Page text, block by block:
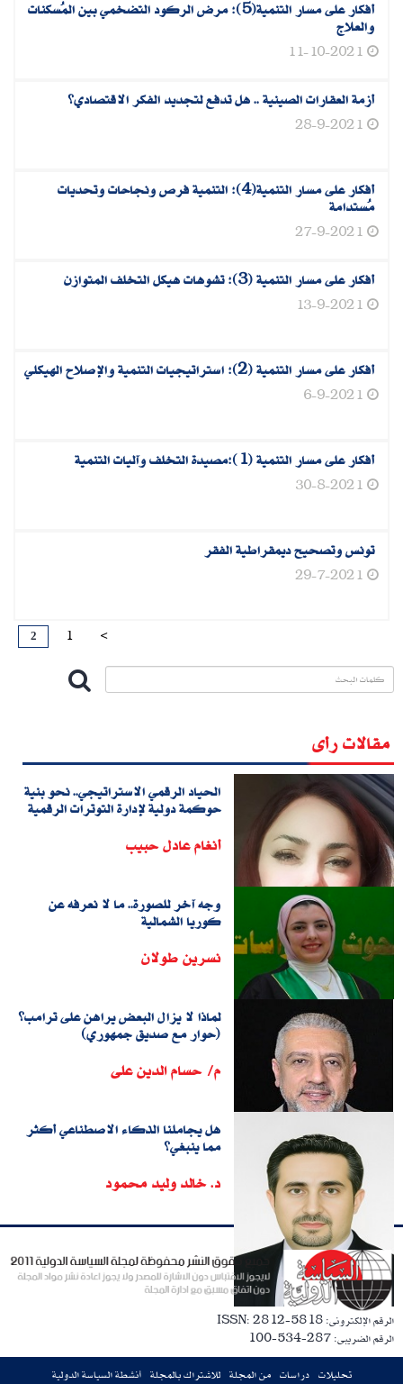
أفكار على مسار التنمية(5): مرض الركود التضخمي بين المُسكنات
والعلاج
11-10-2021
أزمة العقارات الصينية .. هل تدفع لتجديد الفكر الاقتصادي؟
28-9-2021
أفكار على مسار التنمية(4): التنمية فرص ونجاحات وتحديات
مُستدامة
27-9-2021
أفكار على مسار التنمية (3): تشوهات هيكل التخلف المتوازن
13-9-2021
أفكار على مسار التنمية (2): استراتيجيات التنمية والإصلاح الهيكلي
6-9-2021
أفكار على مسار التنمية (1):مصيدة التخلف وآليات التنمية
30-8-2021
تونس وتصحيح ديمقراطية الفقر
29-7-2021
2 1 <
مقالات رأى
الحياد الرقمي الاستراتيجي.. نحو بنية
حوكمة دولية لإدارة التوترات الرقمية
أنغام عادل حبيب
وجه آخر للصورة.. ما لا نعرفه عن
كوريا الشمالية
نسرين طولان
لماذا لا يزال البعض يراهن على ترامب؟
(حوار مع صديق جمهوري)
م/ حسام الدين على
هل يجاملنا الذكاء الاصطناعي أكثر
مما ينبغي؟
د. خالد وليد محمود
الرقم الإلكترونى: ISSN: 2812-5818
الرقم الضريبى: 287-534-100
تحليلات دراسات من المجلة للاشتراك بالمجلة أنشطة السياسة الدولية